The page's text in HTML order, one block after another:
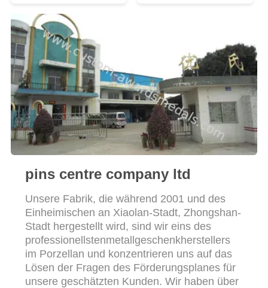
PRIVACY
POLICY
pins centre company ltd
Unsere Fabrik, die während 2001 und des
Einheimischen an Xiaolan-Stadt, Zhongshan-
Stadt hergestellt wird, sind wir eins des
professionellstenmetallgeschenkherstellers
im Porzellan und konzentrieren uns auf das
Lösen der Fragen des Förderungsplanes für
unsere geschätzten Kunden. Wir haben über